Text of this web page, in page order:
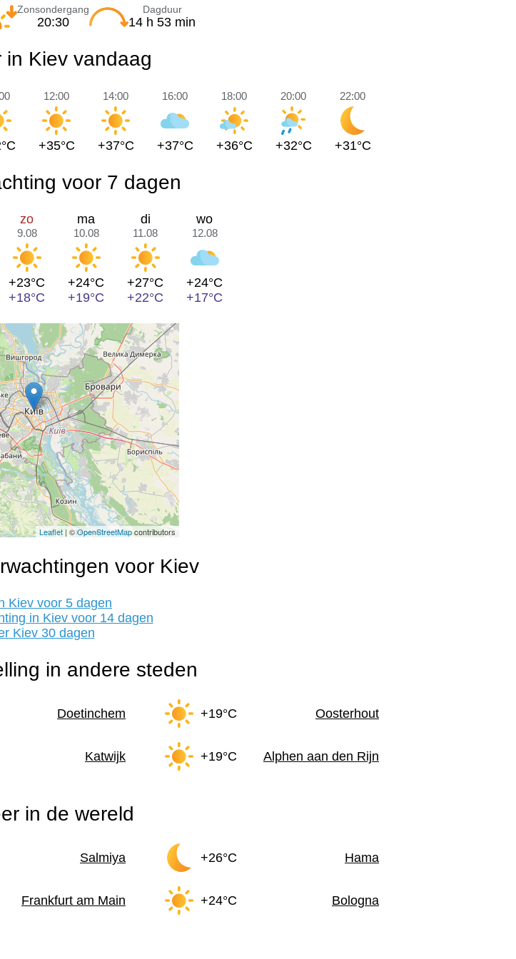
Zonsondergang
20:30
Dagduur
14 h 53 min
in Kiev vandaag
12:00
+35°C
14:00
+37°C
16:00
+37°C
18:00
+36°C
20:00
+32°C
22:00
+31°C
voor 7 dagen
zo
9.08
+23°C
+18°C
ma
10.08
+24°C
+19°C
di
11.08
+27°C
+22°C
wo
12.08
+24°C
+17°C
Leaflet | ©OpenStreetMapcontributors
voor Kiev
Kiev voor 5 dagen
in Kiev voor 14 dagen
Kiev 30 dagen
in andere steden
Doetinchem +19°C Oosterhout
Katwijk +19°C Alphen aan den Rijn
in de wereld
Salmiya +26°C Hama
Frankfurt am Main +24°C Bologna